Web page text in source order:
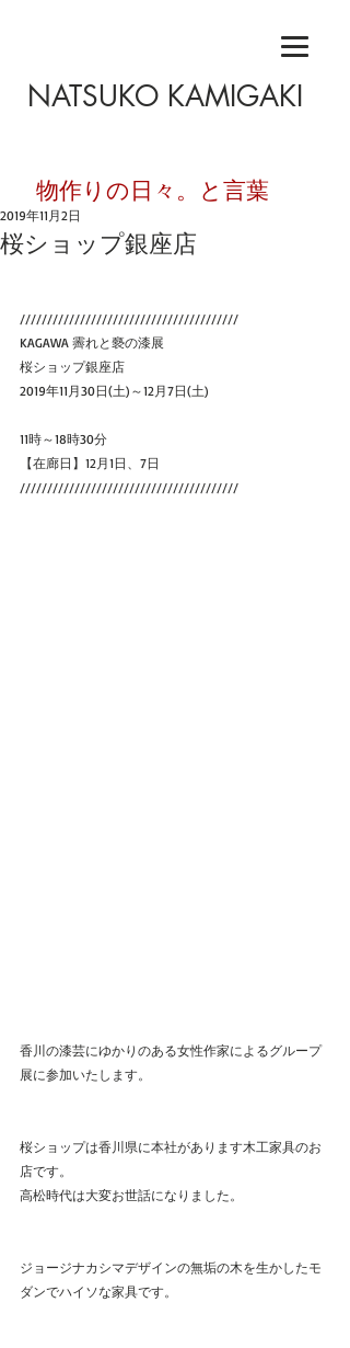
NATSUKO KAMIGAKI
​物作りの日々。と言葉
桜ショップ銀座店
2019年11月2日
////////////////////////////////////////
KAGAWA 霽れと褻の漆展
桜ショップ銀座店
2019年11月30日(土)～12月7日(土)
11時～18時30分
【在廊日】12月1日、7日
////////////////////////////////////////
香川の漆芸にゆかりのある女性作家によるグループ
展に参加いたします。
桜ショップは香川県に本社があります木工家具のお
店です。
高松時代は大変お世話になりました。
ジョージナカシマデザインの無垢の木を生かしたモ
ダンでハイソな家具です。